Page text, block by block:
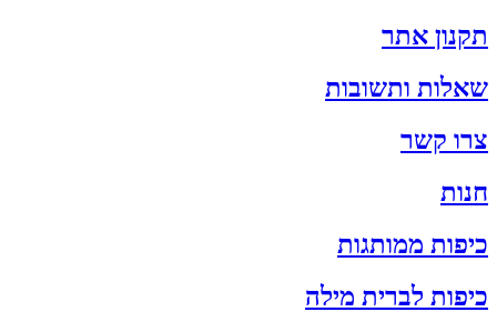
תקנון אתר
שאלות ותשובות
צרו קשר
חנות
כיפות ממותגות
כיפות לברית מילה